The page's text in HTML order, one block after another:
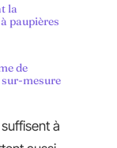
la
paupières
de
mesure
à